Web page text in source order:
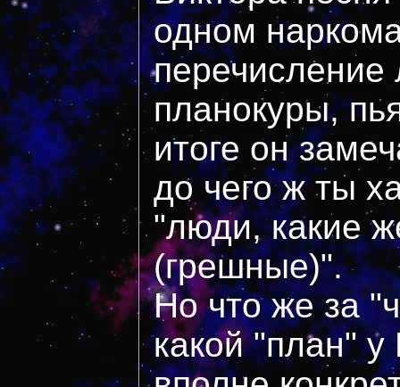
одном
планокуры,
итоге он
до чего ж ты
"люди, какие
(грешные)".
Но что же за
какой "план"